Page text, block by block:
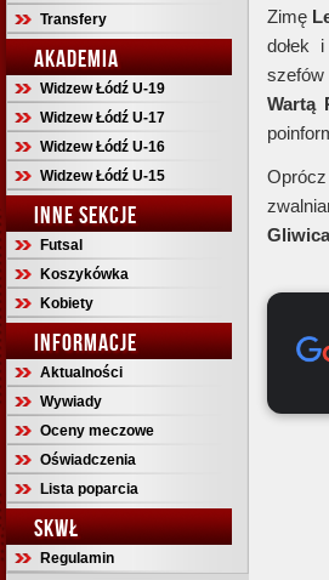
Transfery
AKADEMIA
Widzew Łódź U-19
Widzew Łódź U-17
Widzew Łódź U-16
Widzew Łódź U-15
INNE SEKCJE
Futsal
Koszykówka
Kobiety
INFORMACJE
Aktualności
Wywiady
Oceny meczowe
Oświadczenia
Lista poparcia
SKWŁ
Regulamin
Zimę
dołek
szefów
Wartą